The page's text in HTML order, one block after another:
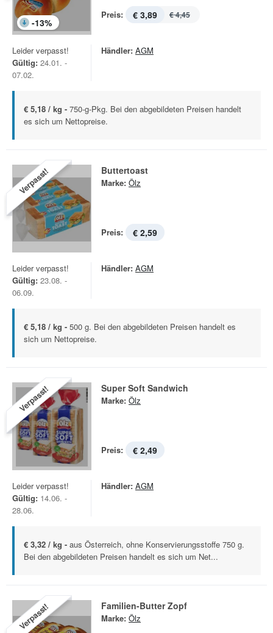
-13%
Preis: € 3,89 € 4,45
Leider verpasst!
Gültig: 24.01. -
07.02.
Händler: AGM
€ 5,18 / kg - 750-g-Pkg. Bei den abgebildeten Preisen handelt
es sich um Nettopreise.
Verpasst! Buttertoast
Marke: Ölz
Preis: € 2,59
Leider verpasst!
Gültig: 23.08. -
06.09.
Händler: AGM
€ 5,18 / kg - 500 g. Bei den abgebildeten Preisen handelt es
sich um Nettopreise.
Verpasst! Super Soft Sandwich
Marke: Ölz
Preis: € 2,49
Leider verpasst!
Gültig: 14.06. -
28.06.
Händler: AGM
€ 3,32 / kg - aus Österreich, ohne Konservierungsstoffe 750 g.
Bei den abgebildeten Preisen handelt es sich um Net...
Verpasst! Familien-Butter Zopf
Marke: Ölz